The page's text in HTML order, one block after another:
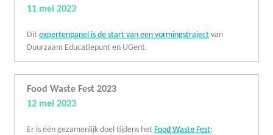
11 mei 2023
Dit expertenpanel is de start van een vormingstraject van
Duurzaam Educatiepunt en UGent.
Food Waste Fest 2023
12 mei 2023
Er is één gezamenlijk doel tijdens het Food Waste Fest: